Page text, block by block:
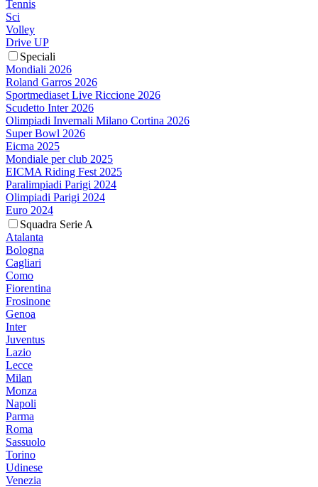
Tennis
Sci
Volley
Drive UP
Speciali
Mondiali 2026
Roland Garros 2026
Sportmediaset Live Riccione 2026
Scudetto Inter 2026
Olimpiadi Invernali Milano Cortina 2026
Super Bowl 2026
Eicma 2025
Mondiale per club 2025
EICMA Riding Fest 2025
Paralimpiadi Parigi 2024
Olimpiadi Parigi 2024
Euro 2024
Squadra Serie A
Atalanta
Bologna
Cagliari
Como
Fiorentina
Frosinone
Genoa
Inter
Juventus
Lazio
Lecce
Milan
Monza
Napoli
Parma
Roma
Sassuolo
Torino
Udinese
Venezia